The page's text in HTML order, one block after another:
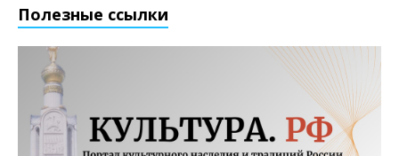
Полезные ссылки